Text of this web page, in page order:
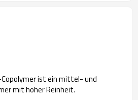
ist ein mittel- und
mit hoher Reinheit.